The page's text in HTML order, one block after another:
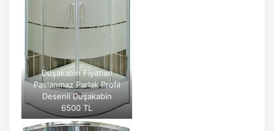
Duşakabin Fiyatları
Paslanmaz Parlak Profil
Desenli Duşakabin
6500 TL